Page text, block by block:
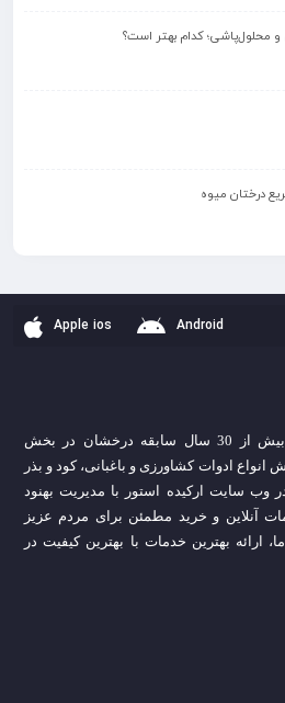
محلول‌پاشی؛ کدام بهتر است؟
درختان میوه
Apple ios Android
فروشگاه کشاورزی ارکیده با بیش از 30 سال سابقه درخشان در بخش
ادوات کشاورزی و باغبانی، کود و بذر
خود را در وب سایت ارکیده استور با مدیریت بهنود
آنلاین و خرید مطمئن برای مردم عزیز
ارائه بهترین خدمات با بهترین کیفیت در